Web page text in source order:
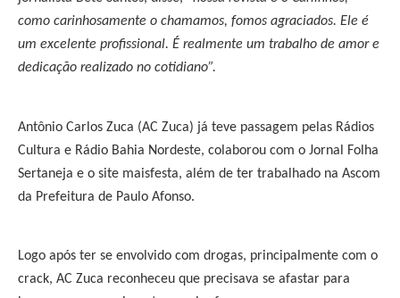
como carinhosamente o chamamos, fomos agraciados. Ele é
um excelente profissional. É realmente um trabalho de amor e
dedicação realizado no cotidiano”.
Antônio Carlos Zuca (AC Zuca) já teve passagem pelas Rádios
Cultura e Rádio Bahia Nordeste, colaborou com o Jornal Folha
Sertaneja e o site maisfesta, além de ter trabalhado na Ascom
da Prefeitura de Paulo Afonso.
Logo após ter se envolvido com drogas, principalmente com o
crack, AC Zuca reconheceu que precisava se afastar para